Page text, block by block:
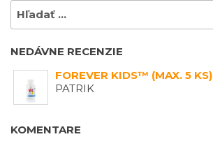
NEDÁVNE RECENZIE
FOREVER KIDS™ (MAX. 5 KS)
PATRIK
KOMENTARE